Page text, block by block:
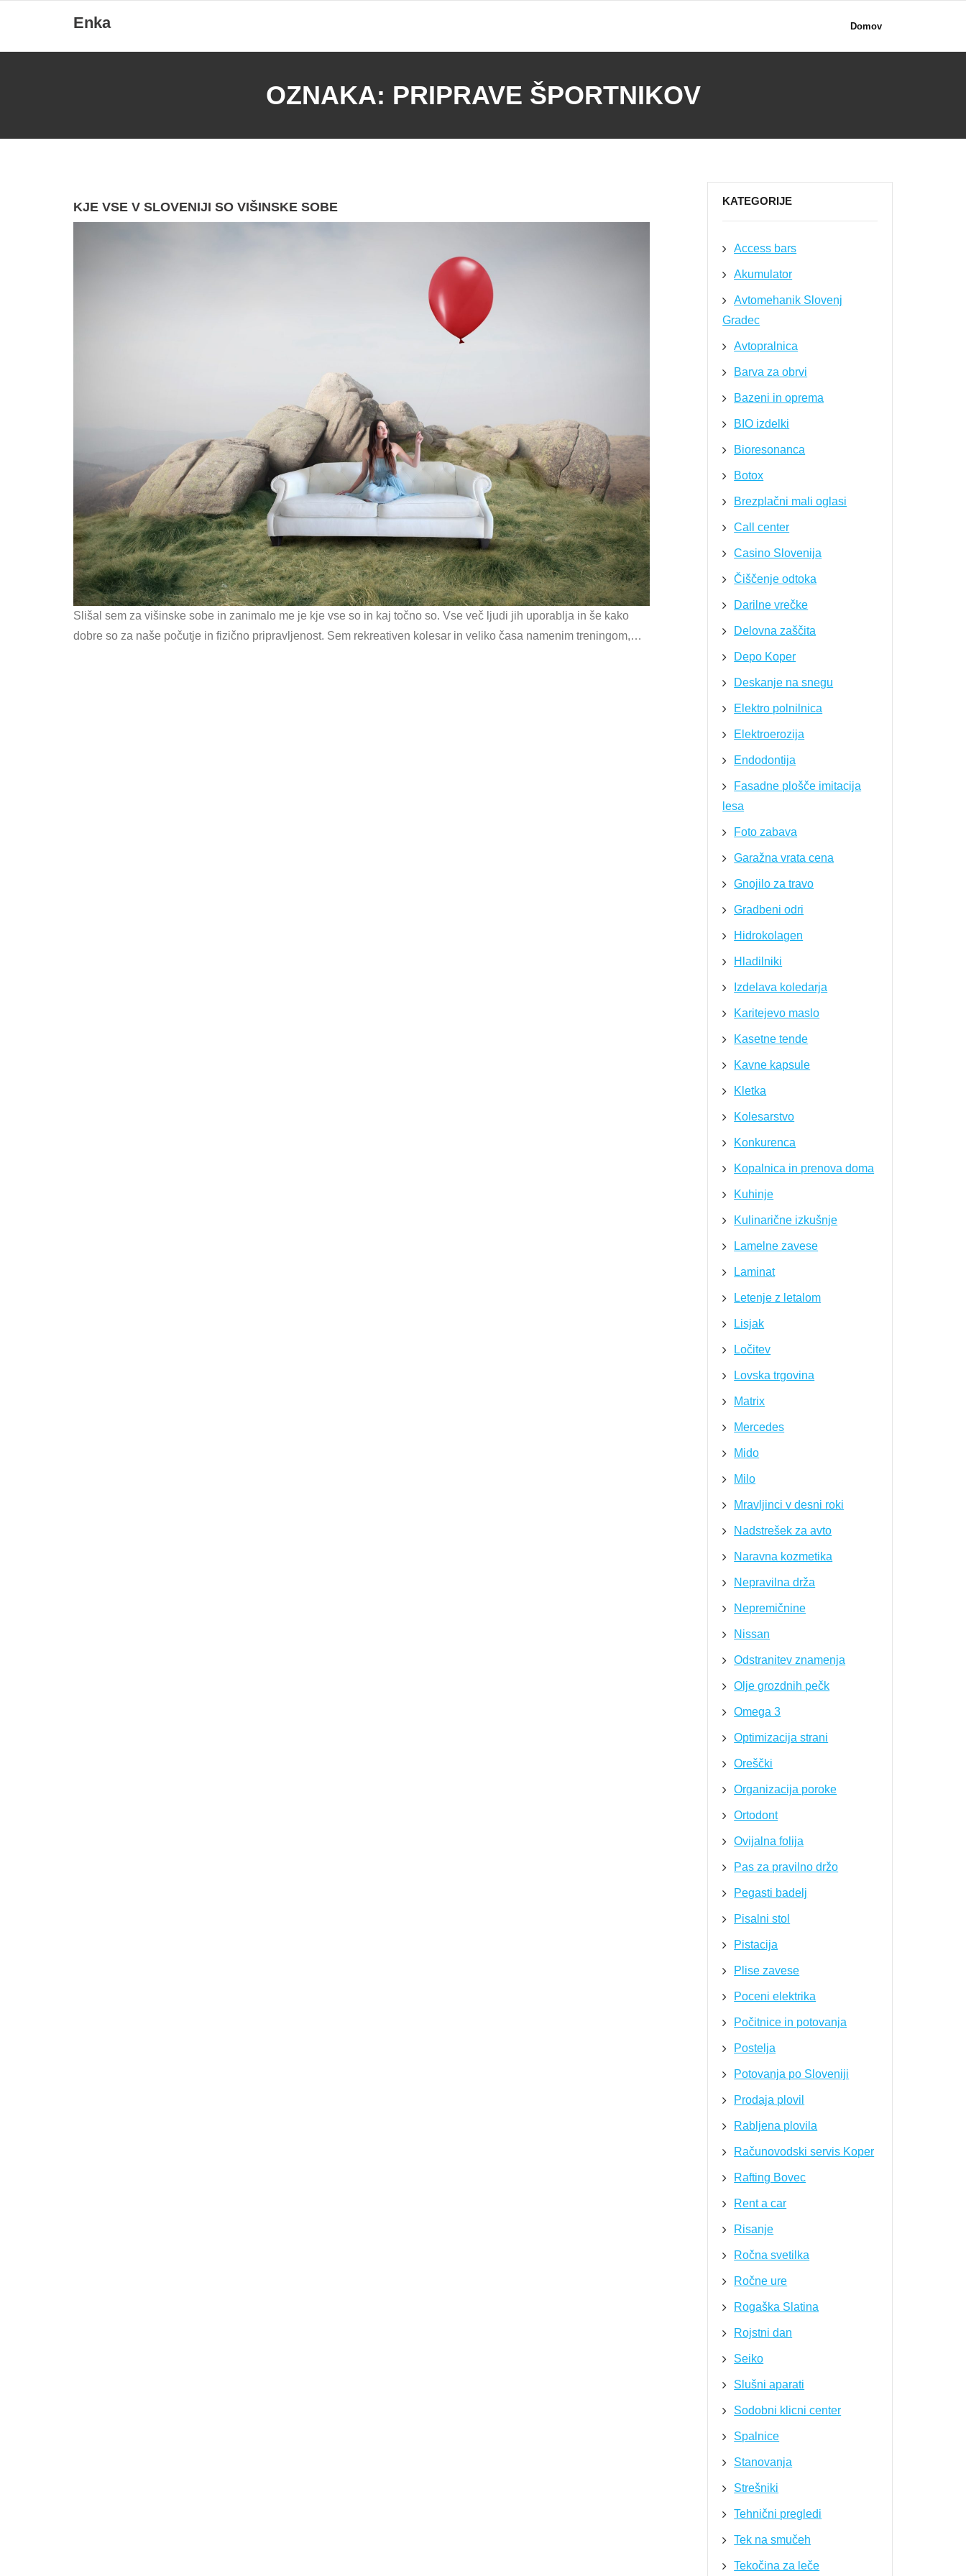
content
Enka Domov
OZNAKA: PRIPRAVE ŠPORTNIKOV
KJE VSE V SLOVENIJI SO VIŠINSKE SOBE
Slišal sem za višinske sobe in zanimalo me je kje vse so in kaj točno so. Vse več ljudi jih uporablja in še kako
dobre so za naše počutje in fizično pripravljenost. Sem rekreativen kolesar in veliko časa namenim treningom,…
KATEGORIJE
Access bars
Akumulator
Avtomehanik Slovenj
Gradec
Avtopralnica
Barva za obrvi
Bazeni in oprema
BIO izdelki
Bioresonanca
Botox
Brezplačni mali oglasi
Call center
Casino Slovenija
Čiščenje odtoka
Darilne vrečke
Delovna zaščita
Depo Koper
Deskanje na snegu
Elektro polnilnica
Elektroerozija
Endodontija
Fasadne plošče imitacija
lesa
Foto zabava
Garažna vrata cena
Gnojilo za travo
Gradbeni odri
Hidrokolagen
Hladilniki
Izdelava koledarja
Karitejevo maslo
Kasetne tende
Kavne kapsule
Kletka
Kolesarstvo
Konkurenca
Kopalnica in prenova doma
Kuhinje
Kulinarične izkušnje
Lamelne zavese
Laminat
Letenje z letalom
Lisjak
Ločitev
Lovska trgovina
Matrix
Mercedes
Mido
Milo
Mravljinci v desni roki
Nadstrešek za avto
Naravna kozmetika
Nepravilna drža
Nepremičnine
Nissan
Odstranitev znamenja
Olje grozdnih pečk
Omega 3
Optimizacija strani
Oreščki
Organizacija poroke
Ortodont
Ovijalna folija
Pas za pravilno držo
Pegasti badelj
Pisalni stol
Pistacija
Plise zavese
Poceni elektrika
Počitnice in potovanja
Postelja
Potovanja po Sloveniji
Prodaja plovil
Rabljena plovila
Računovodski servis Koper
Rafting Bovec
Rent a car
Risanje
Ročna svetilka
Ročne ure
Rogaška Slatina
Rojstni dan
Seiko
Slušni aparati
Sodobni klicni center
Spalnice
Stanovanja
Strešniki
Tehnični pregledi
Tek na smučeh
Tekočina za leče